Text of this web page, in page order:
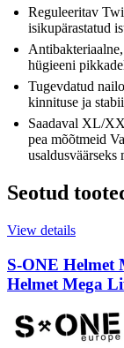
Reguleeritav
isikupärastatud
hügieeni
Tugevdatud
kinnituse ja
Saadaval XL/
pea mõõtmeid
usaldusväärseks
Seotud
View details
S-ONE Helmet
Helmet Mega